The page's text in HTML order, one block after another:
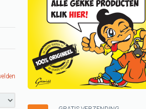
BARBECUE
Keukenschorten
SINTERKLAAS
ideeen
KUSSENTJES
Kado voor